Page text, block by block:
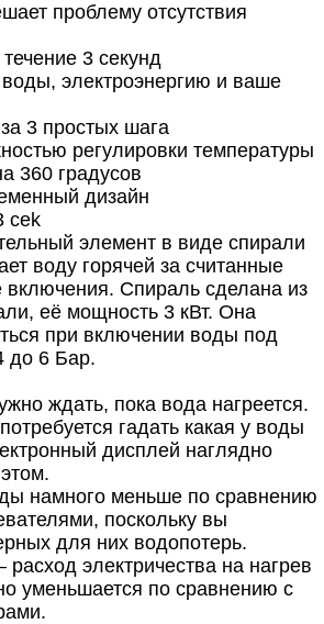
проблему отсутствия
3 секунд
электроэнергию и ваше
3 простых шага
регулировки температуры
360 градусов
дизайн
сek
элемент в виде спирали
воду горячей за считанные
включения. Спираль сделана из
её мощность 3 кВт. Она
при включении воды под
до 6 Бар.
ждать, пока вода нагреется.
гадать какая у воды
дисплей наглядно
намного меньше по сравнению
поскольку вы
для них водопотерь.
расход электричества на нагрев
уменьшается по сравнению с